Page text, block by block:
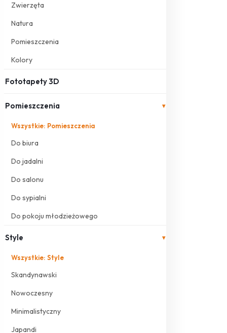
Zwierzęta
Natura
Pomieszczenia
Kolory
Fototapety 3D
Pomieszczenia ▾
Wszystkie: Pomieszczenia
Do biura
Do jadalni
Do salonu
Do sypialni
Do pokoju młodzieżowego
Style ▾
Wszystkie: Style
Skandynawski
Nowoczesny
Minimalistyczny
Japandi